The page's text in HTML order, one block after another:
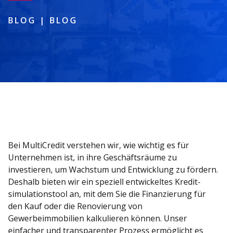
BLOG | BLOG
Bei MultiCredit verstehen wir, wie wichtig es für
Unternehmen ist, in ihre Geschäftsräume zu
investieren, um Wachstum und Entwicklung zu fördern.
Deshalb bieten wir ein speziell entwickeltes Kredit­
simulations­tool an, mit dem Sie die Finanzierung für
den Kauf oder die Renovierung von
Gewerbeimmobilien kalkulieren können. Unser
einfacher und transparenter Prozess ermöglicht es